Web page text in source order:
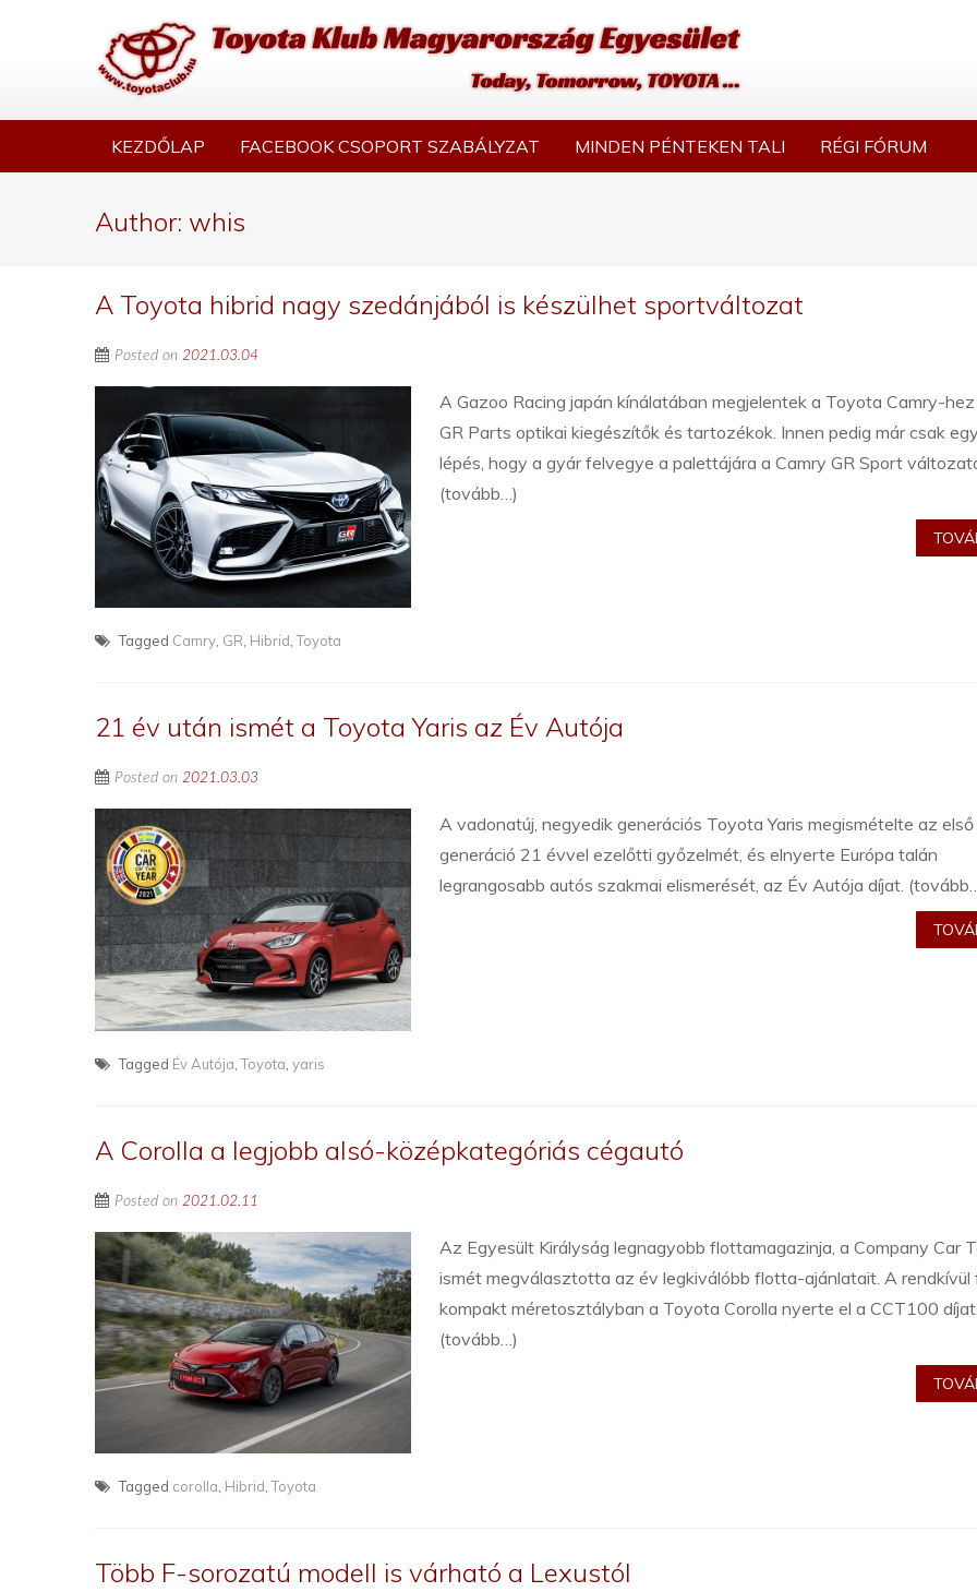
KEZDŐLAP FACEBOOK CSOPORT SZABÁLYZAT MINDEN PÉNTEKEN TALI RÉGI FÓRUM
Author: whis
A Toyota hibrid nagy szedánjából is készülhet sportváltozat
Posted on 2021.03.04
A Gazoo Racing japán kínálatában megjelentek a Toyota Camry-
GR Parts optikai kiegészítők és tartozékok. Innen pedig már csak egy
lépés, hogy a gyár felvegye a palettájára a Camry GR Sport
(tovább…)
Tagged Camry, GR, Hibrid,Toyota
21 év után ismét a Toyota Yaris az Év Autója
Posted on 2021.03.03
A vadonatúj, negyedik generációs Toyota Yaris megismételte az első
generáció 21 évvel ezelőtti győzelmét, és elnyerte Európa talán
legrangosabb autós szakmai elismerését, az Év Autója díjat.
Tagged Év Autója ,Toyota yaris
A Corolla a legjobb alsó-középkategóriás cégautó
Posted on 2021.02.11
Az Egyesült Királyság legnagyobb flottamagazinja, a Company Car
ismét megválasztotta az év legkiválóbb flotta-ajánlatait. A rendkívül
kompakt méretosztályban a Toyota Corolla nyerte el a CCT100 díjat.
(tovább…)
Tagged corolla Hibrid ,Toyota
Több F-sorozatú modell is várható a Lexustól